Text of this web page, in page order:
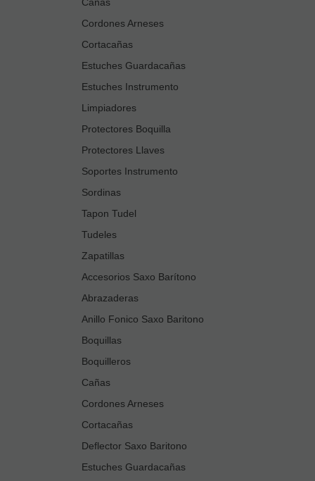
Cordones Arneses
Cortacañas
Estuches Guardacañas
Estuches Instrumento
Limpiadores
Protectores Boquilla
Protectores Llaves
Soportes Instrumento
Sordinas
Tapon Tudel
Tudeles
Zapatillas
Accesorios Saxo Barítono
Abrazaderas
Anillo Fonico Saxo Baritono
Boquillas
Boquilleros
Cañas
Cordones Arneses
Cortacañas
Deflector Saxo Baritono
Estuches Guardacañas